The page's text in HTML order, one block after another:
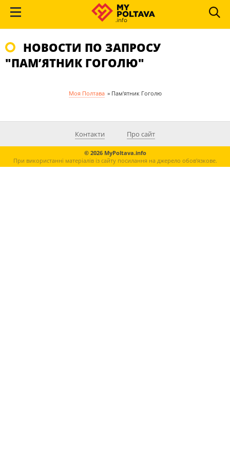
НОВОСТИ ПО ЗАПРОСУ
"ПАМ’ЯТНИК ГОГОЛЮ"
Моя Полтава » Пам'ятник Гоголю
Контакти Про сайт
© 2026 MyPoltava.info
При використанні матеріалів із сайту посилання на джерело обов'язкове.